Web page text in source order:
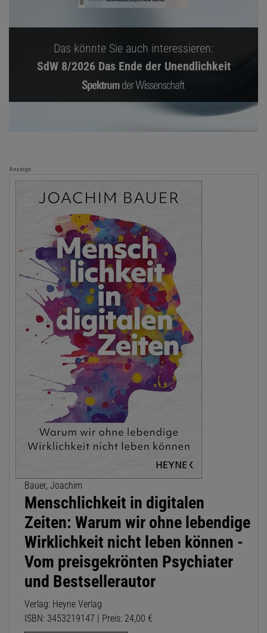
Das könnte Sie auch interessieren:
SdW 8/2026 Das Ende der Unendlichkeit
Anzeige
Bauer, Joachim
Menschlichkeit in digitalen
Zeiten: Warum wir ohne lebendige
Wirklichkeit nicht leben können -
Vom preisgekrönten Psychiater
und Bestsellerautor
Verlag: Heyne Verlag
ISBN: 3453219147 | Preis: 24,00 €